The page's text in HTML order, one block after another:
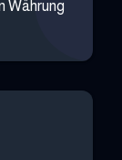
Währung